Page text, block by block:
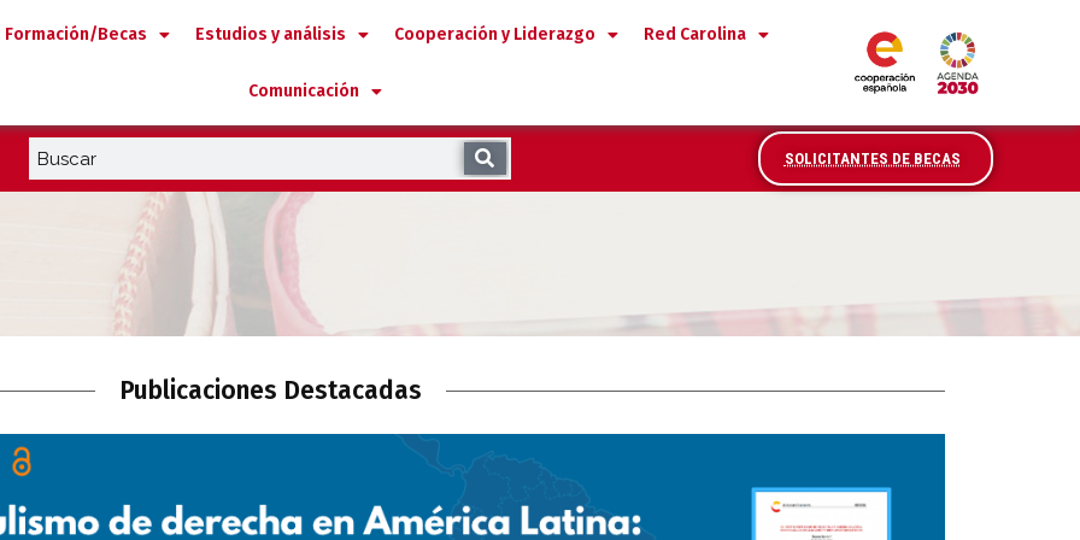
Formación/Becas Estudios y análisis Cooperación y Liderazgo Red Carolina
Comunicación
SOLICITANTES DE BECAS
Publicaciones Destacadas